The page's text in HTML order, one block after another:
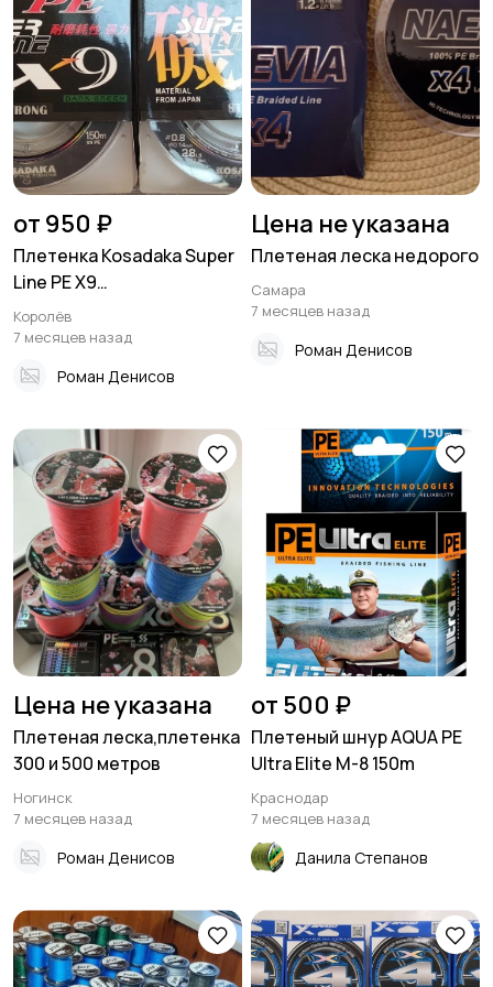
от 950 ₽
Плетенка Kosadaka Super
Line PE X9
(Девятижильная)
Королёв
7 месяцев назад
Роман Денисов
Цена не указана
Плетеная леска недорого
Самара
7 месяцев назад
Роман Денисов
Цена не указана
Плетеная леска,плетенка
300 и 500 метров
Ногинск
7 месяцев назад
Роман Денисов
от 500 ₽
Плетеный шнур AQUA PE
Ultra Elite M-8 150m
Краснодар
7 месяцев назад
Данила Степанов